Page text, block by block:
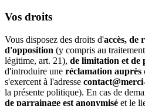
Vos droits
Vous disposez des droits d'accès, de
d'opposition (y compris au
légitime, art. 21), de limitation et de
d'introduire une réclamation
s'exercent à l'adresse
la présente politique). En cas de
de parrainage est anonymisé et le